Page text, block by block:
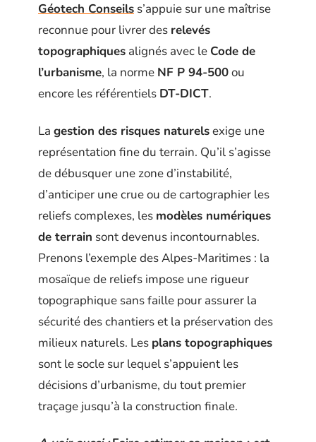
Géotech Conseils s’appuie sur une maîtrise
reconnue pour livrer des relevés
topographiques alignés avec le Code de
l’urbanisme, la norme NF P 94-500ou
encore les référentiels DT-DICT.
La gestion des risques naturelsexige une
représentation fine du terrain. Qu’il s’agisse
de débusquer une zone d’instabilité,
d’anticiper une crue ou de cartographier les
reliefs complexes, les modèles numériques
de terrain sont devenus incontournables.
Prenons l’exemple des Alpes-Maritimes : la
mosaïque de reliefs impose une rigueur
topographique sans faille pour assurer la
sécurité des chantiers et la préservation des
milieux naturels. Les plans topographiques
sont le socle sur lequel s’appuient les
décisions d’urbanisme, du tout premier
traçage jusqu’à la construction finale.